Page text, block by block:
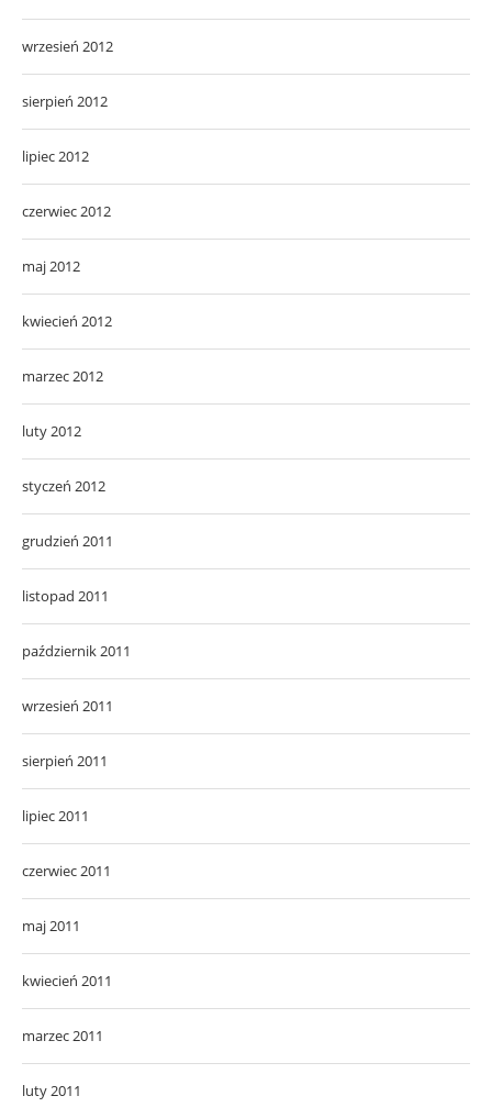
wrzesień 2012
sierpień 2012
lipiec 2012
czerwiec 2012
maj 2012
kwiecień 2012
marzec 2012
luty 2012
styczeń 2012
grudzień 2011
listopad 2011
październik 2011
wrzesień 2011
sierpień 2011
lipiec 2011
czerwiec 2011
maj 2011
kwiecień 2011
marzec 2011
luty 2011